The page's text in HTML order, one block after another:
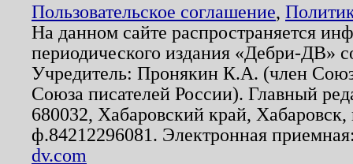
Пользовательское соглашение,
На данном сайте распространяется
периодического издания «Дебри-ДВ»
Учредитель: Пронякин К.А. (член
Союза писателей России). Главный
680032, Хабаровский край,
ф.84212296081. Электронная
dv.com